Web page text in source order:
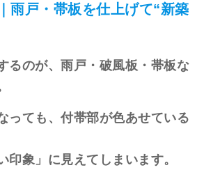
雨戸・帯板を仕上げて“新築
るのが、雨戸・破風板・帯板な
っても、付帯部が色あせている
印象」に見えてしまいます。